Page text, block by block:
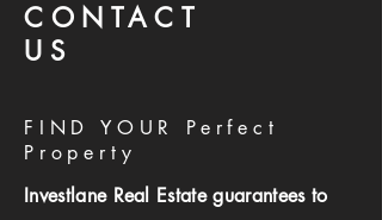
CONTACT
US
FIND YOUR Perfect
Property
Investlane Real Estate guarantees to